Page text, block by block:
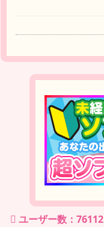
ユーザー数：76112